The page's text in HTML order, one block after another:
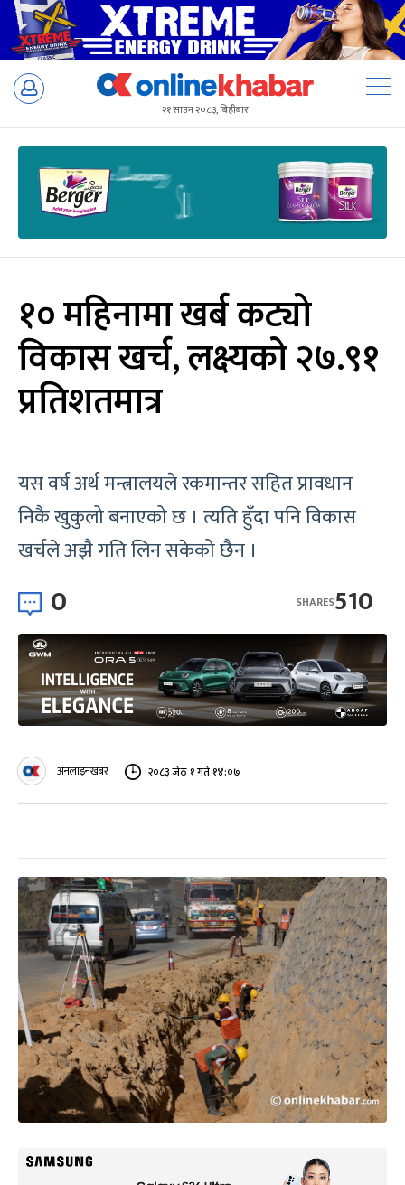
Skip
२१ साउन २०८३, बिहीबार
१० महिनामा खर्ब कट्यो
विकास खर्च, लक्ष्यको २७.९१
प्रतिशतमात्र
यस वर्ष अर्थ मन्त्रालयले रकमान्तर सहित प्रावधान
निकै खुकुलो बनाएको छ । त्यति हुँदा पनि विकास
खर्चले अझै गति लिन सकेको छैन ।
0 510
SHARES
अनलाइनखबर २०८३ जेठ १ गते १४:०७